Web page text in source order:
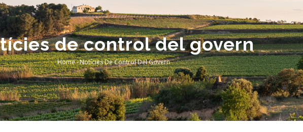
de control del govern
Breadcrumb
Home-Notícies De Control Del Govern